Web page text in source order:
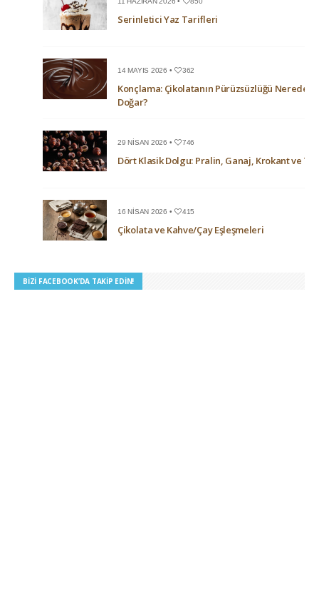
Serinletici Yaz Tarifleri
14 MAYIS 2026 • 362
Konçlama: Çikolatanın Pürüzsüzlüğü Nerede
Doğar?
29 NISAN 2026 • 746
Dört Klasik Dolgu: Pralin, Ganaj, Krokant ve
16 NISAN 2026 • 415
Çikolata ve Kahve/Çay Eşleşmeleri
BIZI FACEBOOK’DA TAKIP EDIN!